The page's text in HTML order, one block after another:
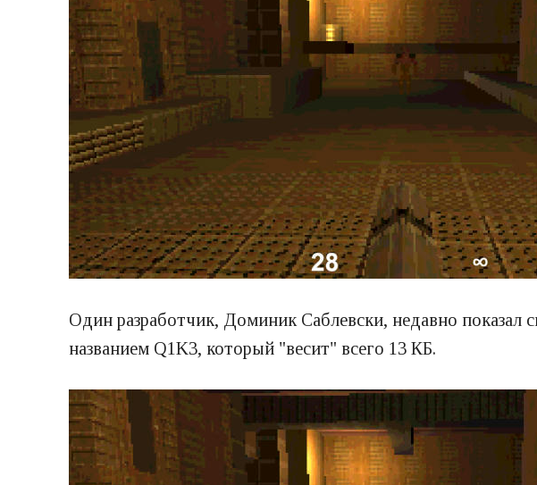
Один разработчик, Доминик Саблевски, недавно показал
названием Q1K3, который "весит" всего 13 КБ.